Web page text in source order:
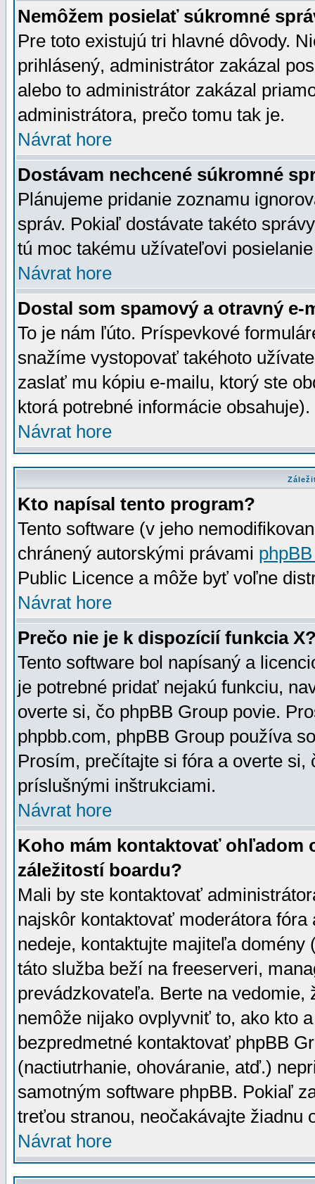
Nemôžem posielať súkromné
Pre toto existujú tri hlavné dôvody.
prihlásený, administrátor zakázal
alebo to administrátor zakázal
administrátora, prečo tomu tak je.
Návrat hore
Dostávam nechcené súkromné
Plánujeme pridanie zoznamu
správ. Pokiaľ dostávate takéto
tú moc takému užívateľovi
Návrat hore
Dostal som spamový a otravný e-
To je nám ľúto. Príspevkové
snažíme vystopovať takéhoto
zaslať mu kópiu e-mailu, ktorý ste
ktorá potrebné informácie
Návrat hore
Kto napísal tento program?
Tento software (v jeho
chránený autorskými právami
Public Licence a môže byť voľne
Návrat hore
Prečo nie je k dispozícií funkcia
Tento software bol napísaný a
je potrebné pridať nejakú funkciu,
overte si, čo phpBB Group povie.
phpbb.com, phpBB Group používa
Prosím, prečítajte si fóra a overte
príslušnými inštrukciami.
Návrat hore
Koho mám kontaktovať ohľadom
záležitostí boardu?
Mali by ste kontaktovať
najskôr kontaktovať moderátora
nedeje, kontaktujte majiteľa
táto služba beží na freeserveri,
prevádzkovateľa. Berte na vedomie,
nemôže nijako ovplyvniť to, ako kto
bezpredmetné kontaktovať phpBB
(nactiutrhanie, ohováranie, atď.)
samotným software phpBB. Pokiaľ
treťou stranou, neočakávajte žiadnu
Návrat hore